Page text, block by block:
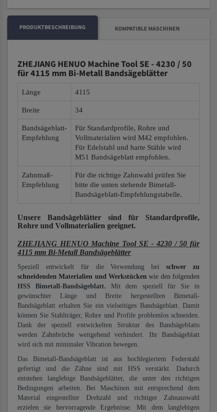
PRODUKTBESCHREIBUNG KOMPATIBLE MASCHINEN
ZHEJIANG HENUO Machine Tool SE - 4230 / 50
für 4115 mm Bi-Metall Bandsägeblätter
Länge 4115
Breite 34
Bandsägeblatt-
Empfehlung
Für Standardprofile, Rohre und
Vollmaterialien wird M42 empfohlen.
Für Edelstahl und harte Stähle wird
M51 Bandsägeblatt empfohlen.
Zahnmaß-
Empfehlung
Für die richtige Zahnwahl prüfen Sie
bitte die unten stehende Bimetall-
Bandsägeblatt-Empfehlungstabelle.
Unsere Bandsägeblätter sind für Standardprofile,
Rohre und Vollmaterialien geeignet.
ZHEJIANG HENUO Machine Tool SE - 4230 / 50 für
4115 mm Bi-Metall Bandsägeblätter
Speziell entwickelt für die Verwendung beischwer zu
schneidenden Materialien und Werkstücken wie den folgenden
HSS Bimetall-Bandsägeblatt. Mit dem speziell für Sie in
gewünschter Länge und Breite hergestellten Bimetall-
Bandsägeblatt erhalten Sie ein vielseitiges Bandsägeblatt. Damit
können Sie Stahlträger, Rohre und Profile problemlos schneiden.
Dank der speziell entwickelten Struktur des Bandsägeblatts
werden Zahnbrüche weitgehend verhindert. Ihr Bandsägeblatt
wird sich mit minimaler Vibration bewegen.
Das Bimetall-Bandsägeblatt ist aus hochlegiertem Federstahl
gefertigt und die Zähne sind mit HSS verstärkt. Dadurch
entstehen langlebige Bandsägeblätter, die unter den richtigen
Bedingungen arbeiten. Bei Maschinen mit entsprechend dem
Material eingestellter Drehzahl und richtiger Zahnauswahl
erzielen sie hervorragende Ergebnisse. Mit dem langlebigen